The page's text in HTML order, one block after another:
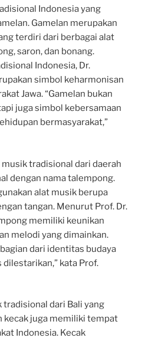
Indonesia yang
Gamelan merupakan
terdiri dari berbagai alat
saron, dan bonang.
Indonesia, Dr.
simbol keharmonisan
Jawa. “Gamelan bukan
juga simbol kebersamaan
bermasyarakat,”
musik tradisional dari daerah
dengan nama talempong.
alat musik berupa
tangan. Menurut Prof. Dr.
memiliki keunikan
melodi yang dimainkan.
dari identitas budaya
kata Prof.
tradisional dari Bali yang
kecak juga memiliki tempat
Indonesia. Kecak